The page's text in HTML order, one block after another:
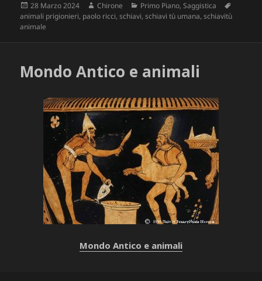
Scritto
il
28 Marzo 2024 Autore
Chirone Categorie
Primo Piano,Saggistica
animali prigionieri, paolo ricci,schiavi,schiavi tù umana,schiavitù
animale
Mondo Antico e animali
Mondo Antico e animali